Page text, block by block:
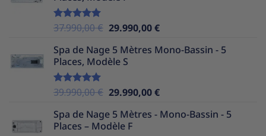
Note5.00
37.990,00€ Le
initial
était :
29.990,00€Le
actuel
Spa de Nage 5 Mètres Mono-Bassin - 5
Places, Modèle S
Note5.00
39.990,00€ Le
initial
était :
29.990,00€Le
actuel
Spa de Nage 5 Mètres - Mono-Bassin - 5
Places – Modèle F